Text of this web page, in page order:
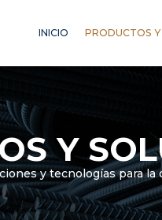
INICIO PRODUCTOS Y
Y
y tecnologías para la